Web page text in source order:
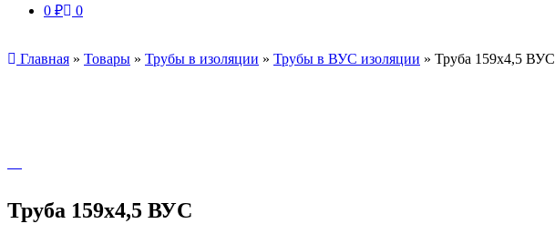
0 ₽ 0
Главная » Товары » Трубы в изоляции » Трубы в ВУС изоляции » Труба 159х4,5 ВУС
Труба 159х4,5 ВУС